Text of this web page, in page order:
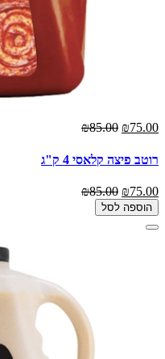
₪75.00
₪85.00
רוטב פיצה קלאסי 4 ק"ג
₪75.00
₪85.00
הוספה לסל